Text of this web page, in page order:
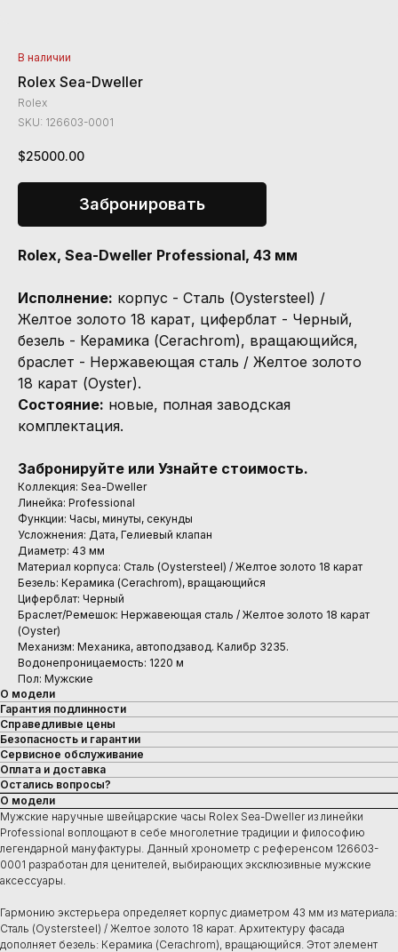
В наличии
Rolex Sea-Dweller
Rolex
SKU: 126603-0001
$25000.00
Забронировать
Rolex, Sea-Dweller Professional, 43 мм
Исполнение: корпус - Сталь (Oystersteel) /
Желтое золото 18 карат, циферблат - Черный,
безель - Керамика (Cerachrom), вращающийся,
браслет - Нержавеющая сталь / Желтое золото
18 карат (Oyster).
Состояние: новые, полная заводская
комплектация.
Забронируйте или Узнайте стоимость.
Коллекция: Sea-Dweller
Линейка: Professional
Функции: Часы, минуты, секунды
Усложнения: Дата, Гелиевый клапан
Диаметр: 43 мм
Материал корпуса: Сталь (Oystersteel) / Желтое золото 18 карат
Безель: Керамика (Cerachrom), вращающийся
Циферблат: Черный
Браслет/Ремешок: Нержавеющая сталь / Желтое золото 18 карат
(Oyster)
Механизм: Механика, автоподзавод. Калибр 3235.
Водонепроницаемость: 1220 м
Пол: Мужские
О модели
Гарантия подлинности
Справедливые цены
Безопасность и гарантии
Сервисное обслуживание
Оплата и доставка
Остались вопросы?
О модели
Мужские наручные швейцарские часы Rolex Sea-Dweller из линейки
Professional воплощают в себе многолетние традиции и философию
легендарной мануфактуры. Данный хронометр с референсом 126603-
0001 разработан для ценителей, выбирающих эксклюзивные мужские
аксессуары.
Гармонию экстерьера определяет корпус диаметром 43 мм из материала:
Сталь (Oystersteel) / Желтое золото 18 карат. Архитектуру фасада
дополняет безель: Керамика (Cerachrom), вращающийся. Этот элемент